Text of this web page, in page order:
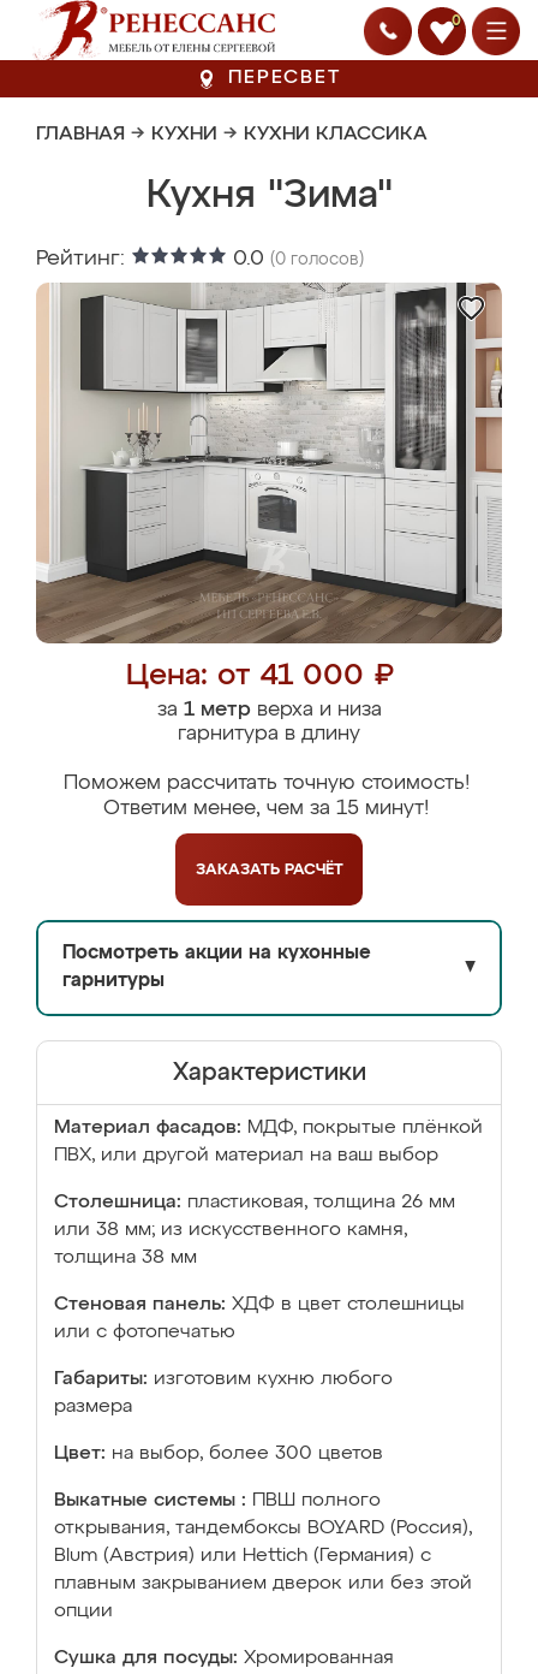
0
ПЕРЕСВЕТ
ГЛАВНАЯ → КУХНИ → КУХНИ КЛАССИКА
Кухня "Зима"
Рейтинг: 0.0 (0 голосов)
Цена: от 41 000 ₽
за 1 метрверха и низа
гарнитура в длину
Поможем рассчитать точную стоимость!
Ответим менее, чем за 15 минут!
ЗАКАЗАТЬ РАСЧЁТ
Посмотреть акции на кухонные
гарнитуры
▼
Характеристики
Материал фасадов: МДФ, покрытые плёнкой
ПВХ, или другой материал на ваш выбор
Столешница: пластиковая, толщина 26 мм
или 38 мм; из искусственного камня,
толщина 38 мм
Стеновая панель: ХДФ в цвет столешницы
или с фотопечатью
Габариты: изготовим кухню любого
размера
Цвет: на выбор, более 300 цветов
Выкатные системы :
ПВШ полного
открывания, тандембоксы BOYARD (Россия),
Blum (Австрия) или Hettich (Германия) с
плавным закрыванием дверок или без этой
опции
Сушка для посуды: Хромированная